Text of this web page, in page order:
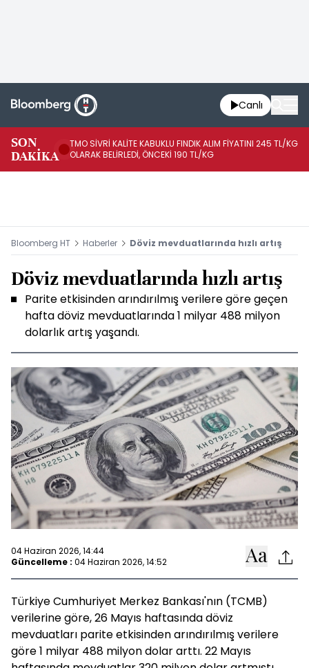
Canlı
SON
DAKİKA
TMO SİVRİ KALİTE KABUKLU FINDIK ALIM FİYATINI 245 TL/KG
OLARAK BELİRLEDİ, ÖNCEKİ 190 TL/KG
Bloomberg HT Haberler Döviz mevduatlarında hızlı artış
Döviz mevduatlarında hızlı artış
Parite etkisinden arındırılmış verilere göre geçen
hafta döviz mevduatlarında 1 milyar 488 milyon
dolarlık artış yaşandı.
04 Haziran 2026, 14:44
Güncelleme : 04 Haziran 2026, 14:52
Türkiye Cumhuriyet Merkez Bankası'nın (TCMB)
verilerine göre, 26 Mayıs haftasında döviz
mevduatları parite etkisinden arındırılmış verilere
göre 1 milyar 488 milyon dolar arttı. 22 Mayıs